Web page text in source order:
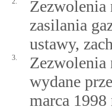
Zezwolenia
zasilania
ustawy,
3.
Zezwolenia
wydane
marca 1998